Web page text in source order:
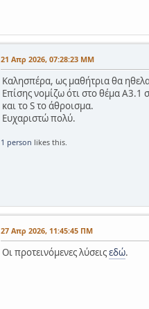
21 Απρ 2026, 07:28:23 ΜΜ
Καλησπέρα, ως μαθήτρια θα
Επίσης νομίζω ότι στο θέμα Α3.1
και το S το άθροισμα.
Ευχαριστώ πολύ.
1 person likes this.
27 Απρ 2026, 11:45:45 ΠΜ
Οι προτεινόμενες λύσειςεδώ.